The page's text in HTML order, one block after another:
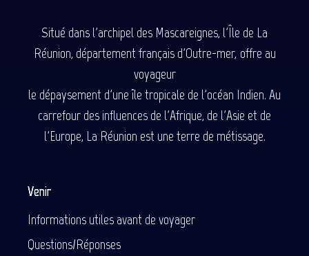
Situé dans l'archipel des Mascareignes, l'Île de La
Réunion, département français d'Outre-mer, offre au
voyageur
le dépaysement d'une île tropicale de l'océan Indien. Au
carrefour des influences de l'Afrique, de l'Asie et de
l'Europe, La Réunion est une terre de métissage.
Venir
Informations utiles avant de voyager
Questions/Réponses